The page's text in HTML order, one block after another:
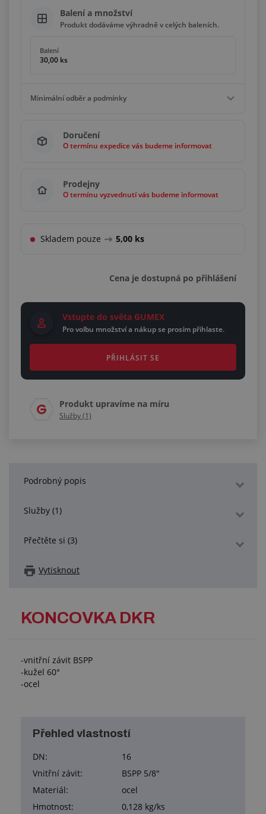
Balení a množství
Produkt dodáváme výhradně v celých baleních.
Balení
30,00 ks
Minimální odběr a podmínky
30,00 ks
Násobky 30,00 ks
Doručení
O termínu expedice vás budeme informovat
Prodejny
O termínu vyzvednutí vás budeme informovat
Skladem pouze 5,00 ks
Cena je dostupná po přihlášení
Vstupte do světa GUMEX
Pro volbu množství a nákup se prosím přihlaste.
PŘIHLÁSIT SE
Produkt upravíme na míru
Služby (1)
Podrobný popis
Služby (1)
Přečtěte si (3)
Vytisknout
KONCOVKA DKR
-vnitřní závit BSPP
-kužel 60°
-ocel
Přehled vlastností
DN:
16
Vnitřní závit:
BSPP 5/8"
Materiál:
ocel
Hmotnost:
0,128 kg/ks